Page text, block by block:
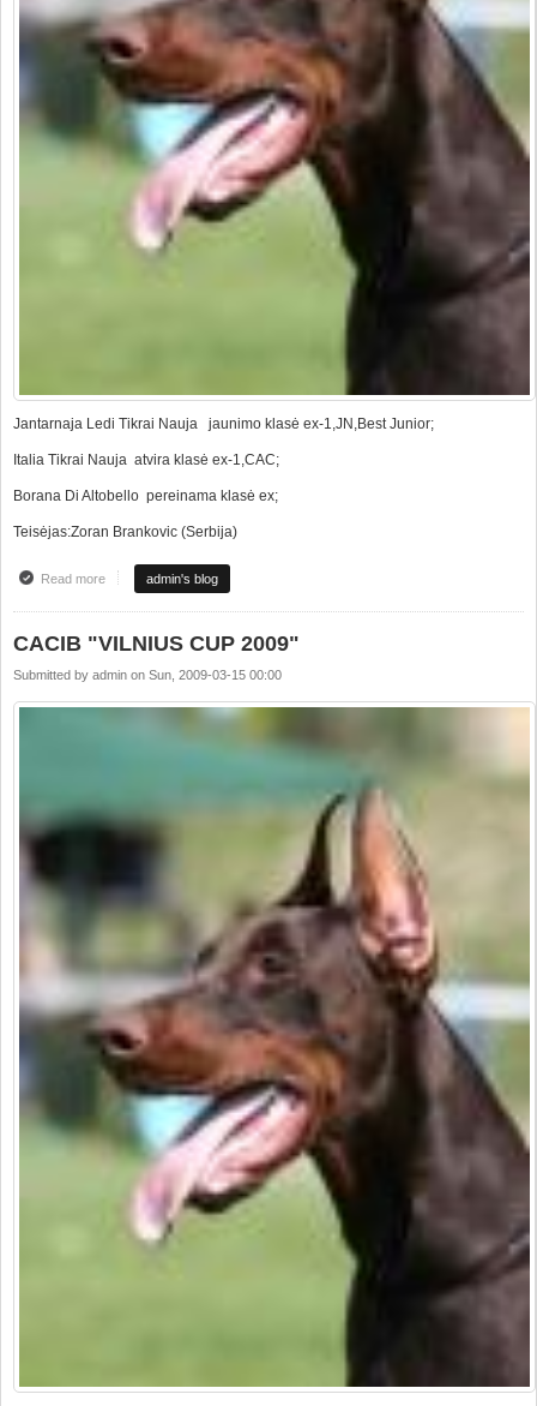
Jantarnaja Ledi Tikrai Nauja jaunimo klasė ex-1,JN,Best Junior;
Italia Tikrai Nauja atvira klasė ex-1,CAC;
Borana Di Altobello pereinama klasė ex;
Teisėjas:Zoran Brankovic (Serbija)
Read moreabout CACIB VILNIAUS TAURĖ 2009
admin's blog
CACIB "VILNIUS CUP 2009"
Submitted by admin on Sun, 2009-03-15 00:00